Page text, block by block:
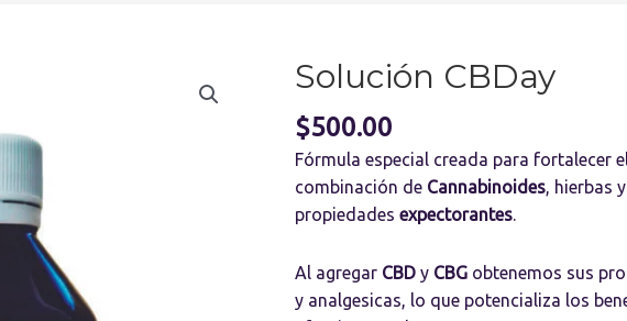
Solución CBDay
$500.00
Fórmula especial creada para fortalecer
combinación de Cannabinoides, hierbas
propiedadesexpectorantes.
Al agregar CBDy CBG obtenemos sus
y analgesicas, lo que potencializa los
Solución
cantidad